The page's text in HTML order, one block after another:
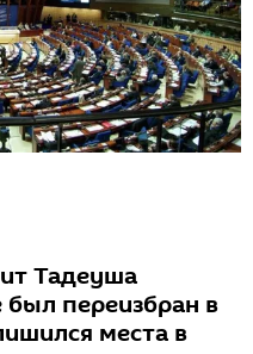
Тадеуша
переизбран в
места в